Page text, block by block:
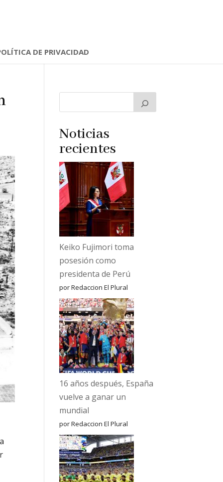
DE PRIVACIDAD
Noticias
recientes
Keiko Fujimori toma
posesión como
presidenta de Perú
por Redaccion El Plural
16 años después, España
vuelve a ganar un
mundial
por Redaccion El Plural